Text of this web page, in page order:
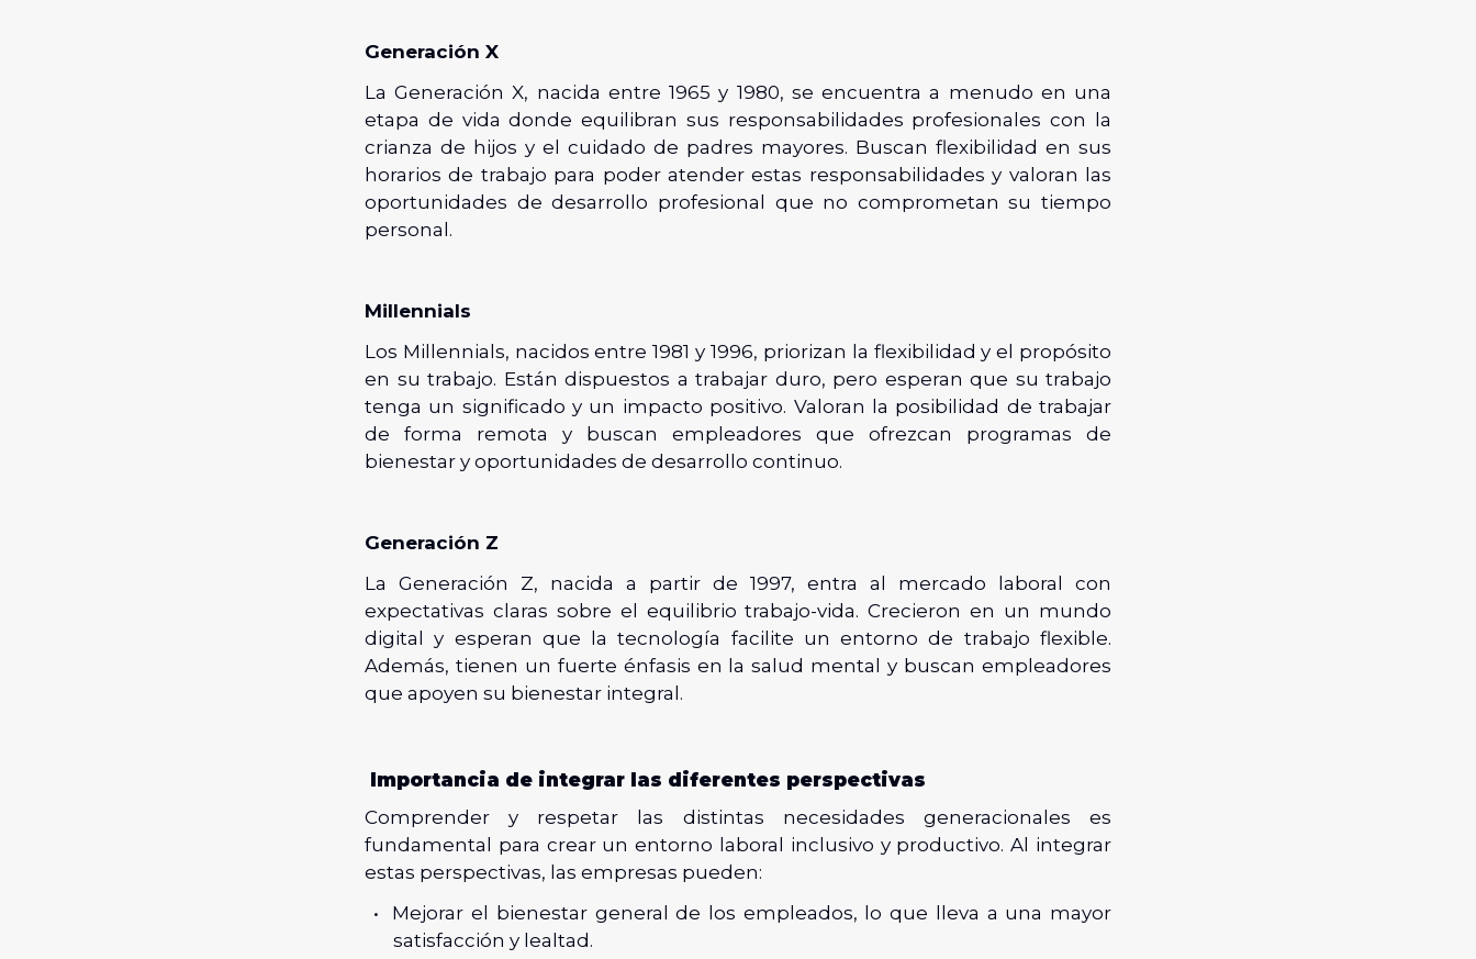
Generación X
La Generación X, nacida entre 1965 y 1980, se encuentra a menudo en una
etapa de vida donde equilibran sus responsabilidades profesionales con la
crianza de hijos y el cuidado de padres mayores. Buscan flexibilidad en sus
horarios de trabajo para poder atender estas responsabilidades y valoran las
oportunidades de desarrollo profesional que no comprometan su tiempo
personal.
Millennials
Los Millennials, nacidos entre 1981 y 1996, priorizan la flexibilidad y el propósito
en su trabajo. Están dispuestos a trabajar duro, pero esperan que su trabajo
tenga un significado y un impacto positivo. Valoran la posibilidad de trabajar
de forma remota y buscan empleadores que ofrezcan programas de
bienestar y oportunidades de desarrollo continuo.
Generación Z
La Generación Z, nacida a partir de 1997, entra al mercado laboral con
expectativas claras sobre el equilibrio trabajo-vida. Crecieron en un mundo
digital y esperan que la tecnología facilite un entorno de trabajo flexible.
Además, tienen un fuerte énfasis en la salud mental y buscan empleadores
que apoyen su bienestar integral.
Importancia de integrar las diferentes perspectivas
Comprender y respetar las distintas necesidades generacionales es
fundamental para crear un entorno laboral inclusivo y productivo. Al integrar
estas perspectivas, las empresas pueden:
Mejorar el bienestar general de los empleados, lo que lleva a una mayor
satisfacción y lealtad.